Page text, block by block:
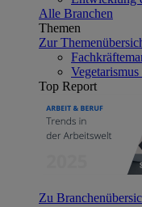
Alle Branchen
Themen
Zur
Top Report
Zu